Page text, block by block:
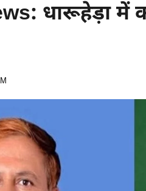
धारूहेड़ा में